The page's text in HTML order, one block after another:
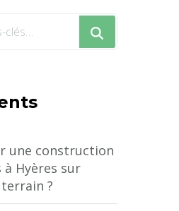
une construction
Hyères sur
?